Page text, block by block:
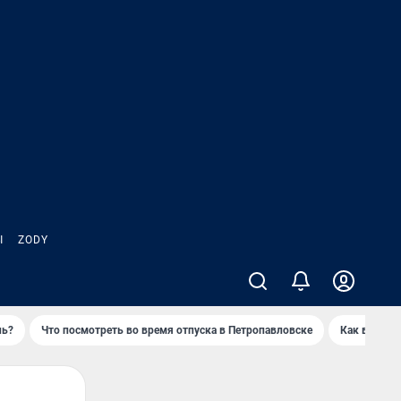
ZODY
Что посмотреть во время отпуска в Петропавловске Как